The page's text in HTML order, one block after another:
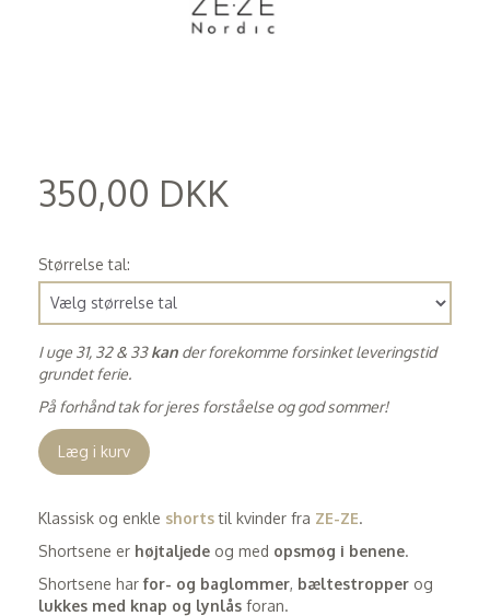
350,00 DKK
Størrelse tal:
I uge 31, 32 & 33kan der forekomme forsinket leveringstid
grundet ferie.
På forhånd tak for jeres forståelse og god sommer!
Læg i kurv
Klassisk og enkle shortstil kvinder fra ZE-ZE.
Shortsene er højtaljede og med opsmøg i benene.
Shortsene har for- og baglommer, bæltestropper og
lukkes med knap og lynlås foran.